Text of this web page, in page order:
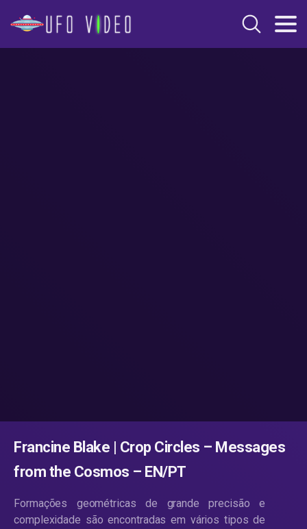
Francine Blake | Crop Circles – Messages
from the Cosmos – EN/PT
Formações geométricas de grande precisão e
complexidade são encontradas em vários tipos de